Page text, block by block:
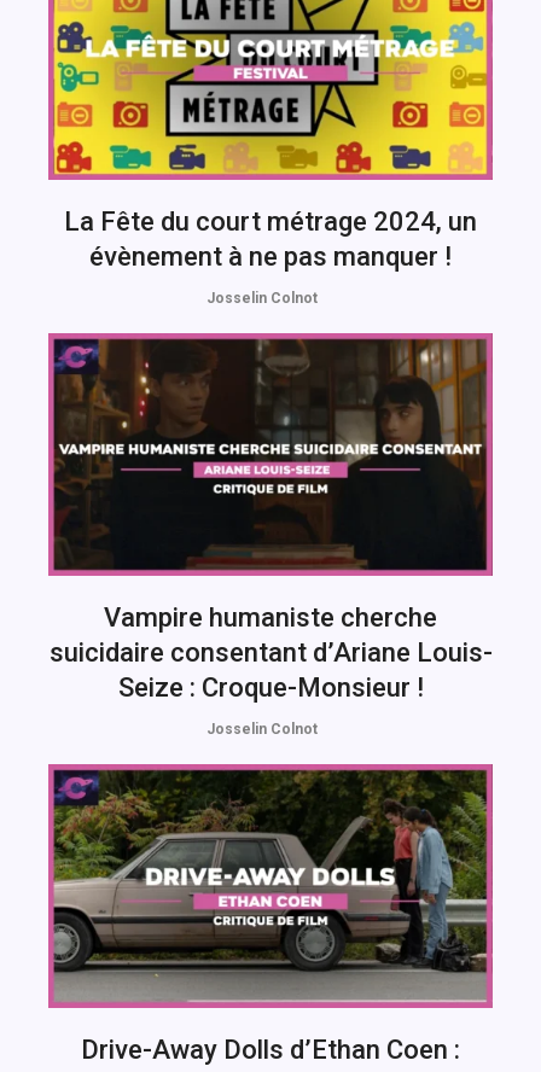
La Fête du court métrage 2024, un
évènement à ne pas manquer !
Josselin Colnot
Vampire humaniste cherche
suicidaire consentant d’Ariane Louis-
Seize : Croque-Monsieur !
Josselin Colnot
Drive-Away Dolls d’Ethan Coen :